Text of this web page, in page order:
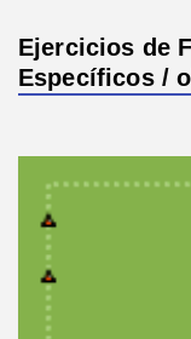
Ejercicios de
Específicos /